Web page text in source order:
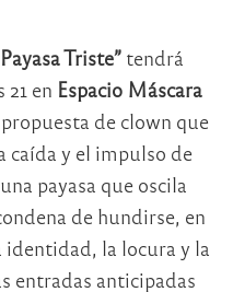
Triste” tendrá
en Espacio Máscara
de clown que
caída y el impulso de
payasa que oscila
de hundirse, en
la locura y la
entradas anticipadas